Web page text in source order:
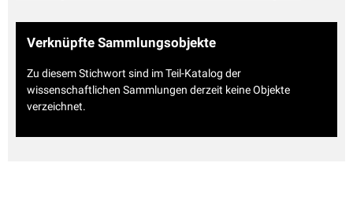
Verknüpfte Sammlungsobjekte
Zu diesem Stichwort sind im Teil-Katalog der
wissenschaftlichen Sammlungen derzeit keine Objekte
verzeichnet.